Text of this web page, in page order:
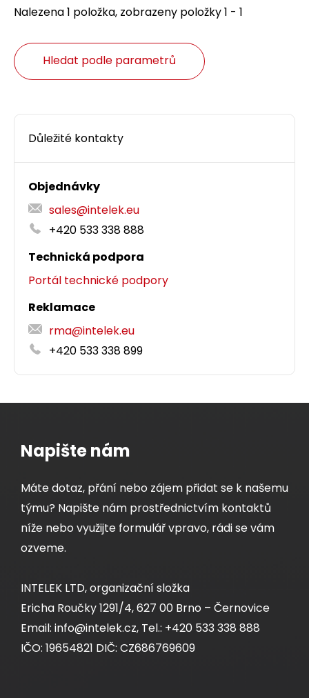
Důležité kontakty
Objednávky
sales@intelek.eu
+420 533 338 888
Technická podpora
Portál technické podpory
Reklamace
rma@intelek.eu
+420 533 338 899
Nalezena 1 položka, zobrazeny položky 1 - 1
Hledat podle parametrů
Napište nám
Máte dotaz, přání nebo zájem přidat se k našemu
týmu? Napište nám prostřednictvím kontaktů
níže nebo využijte formulář vpravo, rádi se vám
ozveme.
INTELEK LTD, organizační složka
Ericha Roučky 1291/4, 627 00 Brno – Černovice
Email: info@intelek.cz, Tel.: +420 533 338 888
IČO: 19654821 DIČ: CZ686769609